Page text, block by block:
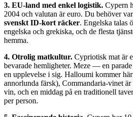
3. EU-land med enkel logistik. Cypern
2004 och valutan är euro. Du behöver
svenskt ID-kort räcker. Engelska talas
engelska och grekiska, och de flesta
hemma.
4. Otrolig matkultur. Cypriotisk mat är
bevarade hemligheter. Meze — en
en upplevelse i sig. Halloumi kommer
annorlunda färsk), Commandaria-vinet
vin, och en middag på en traditionell
per person.